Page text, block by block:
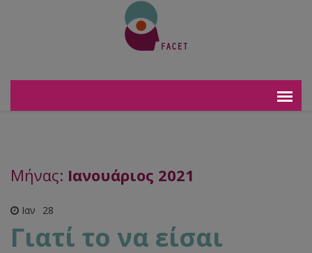
Μήνας: Ιανουάριος 2021
Ιαν 28
Γιατί το να είσαι